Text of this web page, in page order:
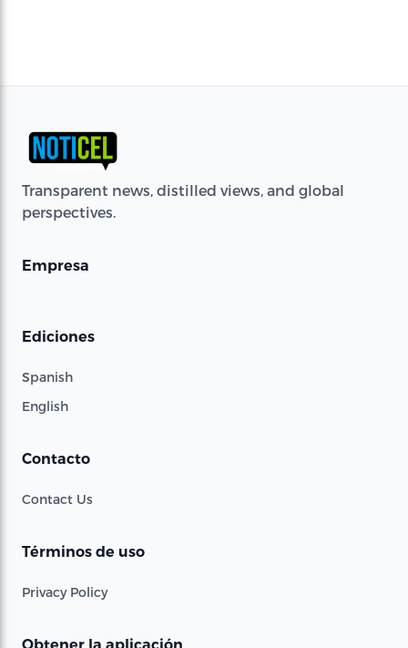
Transparent news, distilled views, and global
perspectives.
Empresa
Ediciones
Spanish
English
Contacto
Contact Us
Términos de uso
Privacy Policy